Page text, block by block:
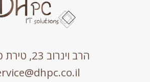
הרב וינרוב 23, טירת כרמל